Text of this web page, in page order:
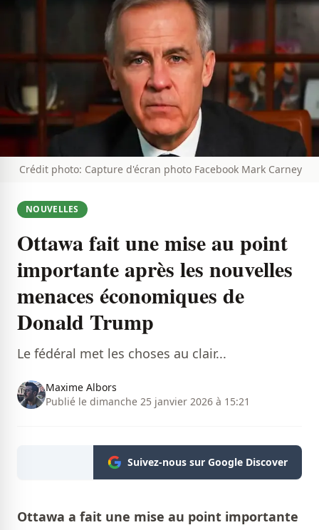
Crédit photo: Capture d'écran photo Facebook Mark Carney
NOUVELLES
Ottawa fait une mise au point
importante après les nouvelles
menaces économiques de
Donald Trump
Le fédéral met les choses au clair...
Maxime Albors
Publié le dimanche 25 janvier 2026 à 15:21
Suivez-nous sur Google Discover
Ottawa a fait une mise au point importante